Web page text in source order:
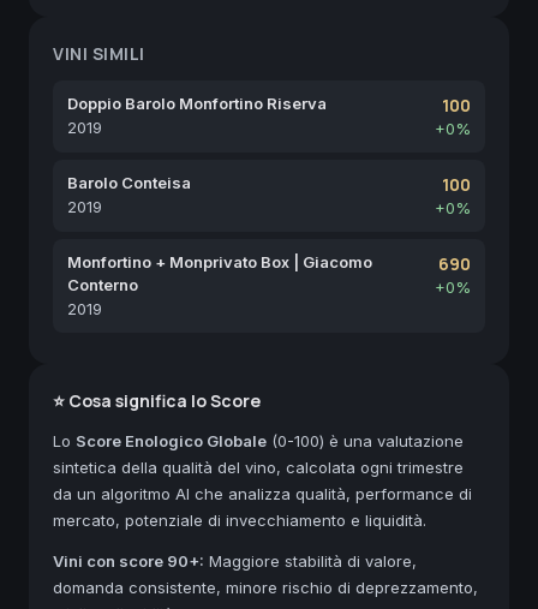
VINI SIMILI
Doppio Barolo Monfortino Riserva
2019
100
+0%
Barolo Conteisa
2019
100
+0%
Monfortino + Monprivato Box | Giacomo
Conterno
2019
690
+0%
⭐ Cosa significa lo Score
Lo Score Enologico Globale (0-100) è una valutazione
sintetica della qualità del vino, calcolata ogni trimestre
da un algoritmo AI che analizza qualità, performance di
mercato, potenziale di invecchiamento e liquidità.
Vini con score 90+: Maggiore stabilità di valore,
domanda consistente, minore rischio di deprezzamento,